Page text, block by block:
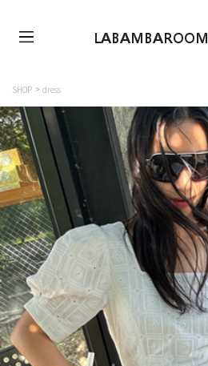
LABAMBAROOM
SHOP dress